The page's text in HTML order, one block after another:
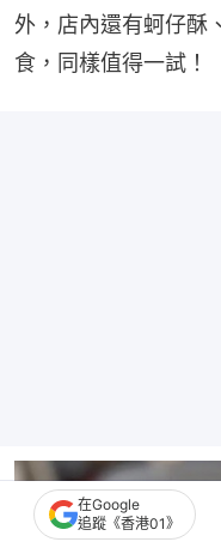
外，店內還有蚵仔酥
食，同樣值得一試！
在Google
追蹤《香港01》